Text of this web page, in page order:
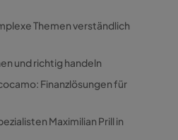
Themen verständlich
und richtig handeln
Finanzlösungen für
Maximilian Prill in